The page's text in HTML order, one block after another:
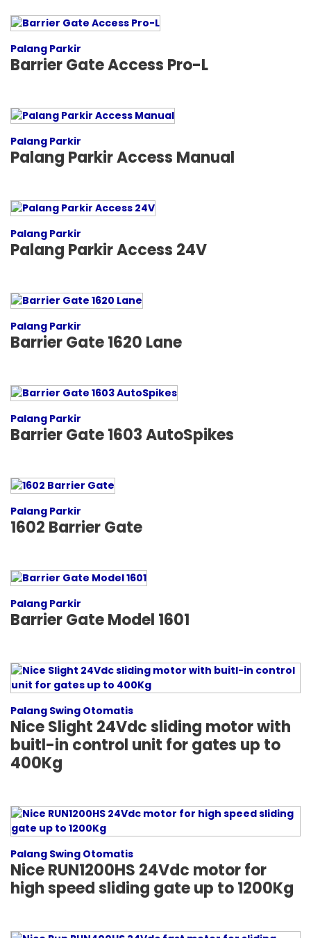
Palang Parkir
Barrier Gate Access Pro-L
Palang Parkir
Palang Parkir Access Manual
Palang Parkir
Palang Parkir Access 24V
Palang Parkir
Barrier Gate 1620 Lane
Palang Parkir
Barrier Gate 1603 AutoSpikes
Palang Parkir
1602 Barrier Gate
Palang Parkir
Barrier Gate Model 1601
Palang Swing Otomatis
Nice Slight 24Vdc sliding motor with
buitl-in control unit for gates up to
400Kg
Palang Swing Otomatis
Nice RUN1200HS 24Vdc motor for
high speed sliding gate up to 1200Kg